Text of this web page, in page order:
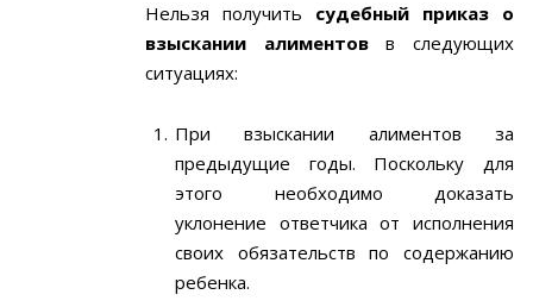
Нельзя получить судебный приказ о
взыскании алиментовв следующих
ситуациях:
При взыскании алиментов за
предыдущие годы. Поскольку для
этого необходимо доказать
уклонение ответчика от исполнения
своих обязательств по содержанию
ребенка.